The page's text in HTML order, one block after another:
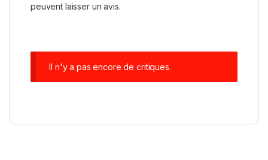
peuvent laisser un avis.
Il n'y a pas encore de critiques.